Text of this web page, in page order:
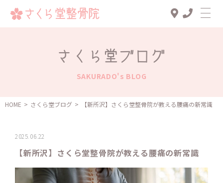
診療メニュー
スタッフ一覧
さくら堂ブログ
SAKURADO's BLOG
HOME > さくら堂ブログ > 【新所沢】さくら堂整骨院が教える腰痛の新常識
2025.06.22
【新所沢】さくら堂整骨院が教える腰痛の新常識